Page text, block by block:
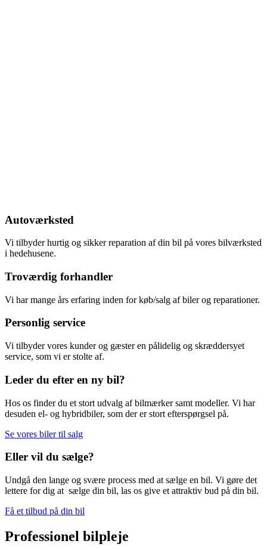
Autoværksted
Vi tilbyder hurtig og sikker reparation af din bil på vores bilværksted
i hedehusene.
Troværdig forhandler
Vi har mange års erfaring inden for køb/salg af biler og reparationer.
Personlig service
Vi tilbyder vores kunder og gæster en pålidelig og skræddersyet
service, som vi er stolte af.
Leder du efter en ny bil?
Hos os finder du et stort udvalg af bilmærker samt modeller. Vi har
desuden el- og hybridbiler, som der er stort efterspørgsel på.
Se vores biler til salg
Eller vil du sælge?
Undgå den lange og svære process med at sælge en bil. Vi gøre det
lettere for dig at sælge din bil, las os give et attraktiv bud på din bil.
Få et tilbud på din bil
Professionel bilpleje